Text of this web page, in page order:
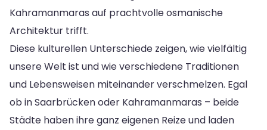
Kahramanmaras auf prachtvolle osmanische
Architektur trifft.
Diese kulturellen Unterschiede zeigen, wie vielfältig
unsere Welt ist und wie verschiedene Traditionen
und Lebensweisen miteinander verschmelzen. Egal
ob in Saarbrücken oder Kahramanmaras – beide
Städte haben ihre ganz eigenen Reize und laden